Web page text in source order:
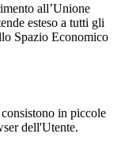
all’Unione
esteso a tutti gli
Spazio Economico
in piccole
dell'Utente.